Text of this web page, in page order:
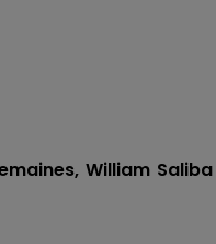
William